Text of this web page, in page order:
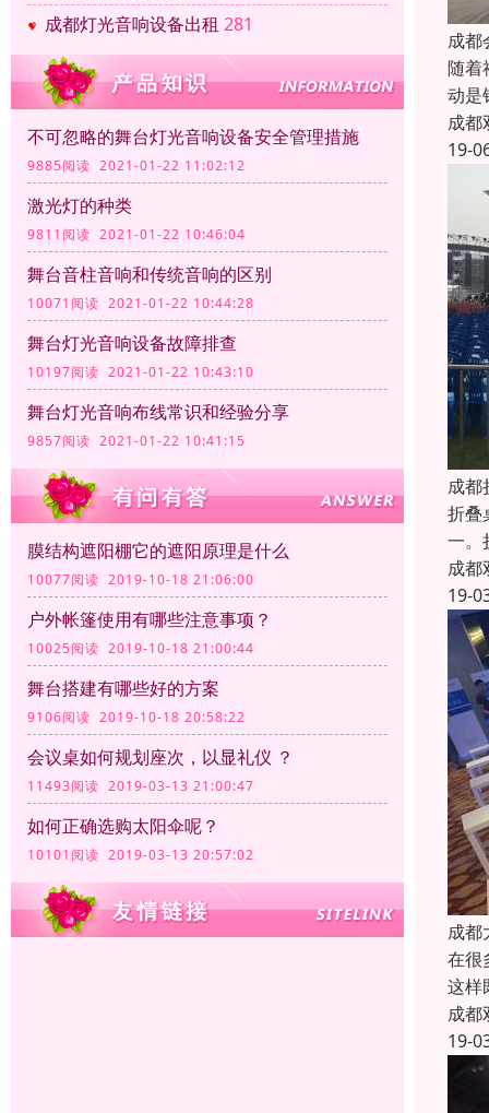
成都灯光音响设备出租 281
不可忽略的舞台灯光音响设备安全管理措施
9885阅读 2021-01-22 11:02:12
激光灯的种类
9811阅读 2021-01-22 10:46:04
舞台音柱音响和传统音响的区别
10071阅读 2021-01-22 10:44:28
舞台灯光音响设备故障排查
10197阅读 2021-01-22 10:43:10
舞台灯光音响布线常识和经验分享
9857阅读 2021-01-22 10:41:15
膜结构遮阳棚它的遮阳原理是什么
10077阅读 2019-10-18 21:06:00
户外帐篷使用有哪些注意事项？
10025阅读 2019-10-18 21:00:44
舞台搭建有哪些好的方案
9106阅读 2019-10-18 20:58:22
会议桌如何规划座次，以显礼仪 ？
11493阅读 2019-03-13 21:00:47
如何正确选购太阳伞呢？
10101阅读 2019-03-13 20:57:02
成都
随着
动是
成都
19-
成都
折叠
一。
成都
19-
成都
在很
这样
成都
19-